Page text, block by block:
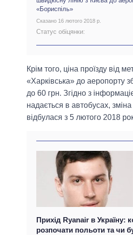
«Бориспіль»
Сказано 16 лютого 2018 р.
Статус обіцянки:
Крім того, ціна проїзду від
«Харківська» до аеропорту
до 60 грн. Згідно з
надається в автобусах,
відбулася з 5 лютого 2018
Прихід Ryanair в Україну:
розпочати польоти та чи